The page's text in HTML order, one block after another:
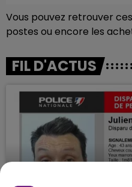
Vous pouvez retrouver
postes ou encore les
FIL D'ACTUS